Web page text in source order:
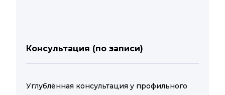
Консультация (по записи)
Углублённая консультация у профильного